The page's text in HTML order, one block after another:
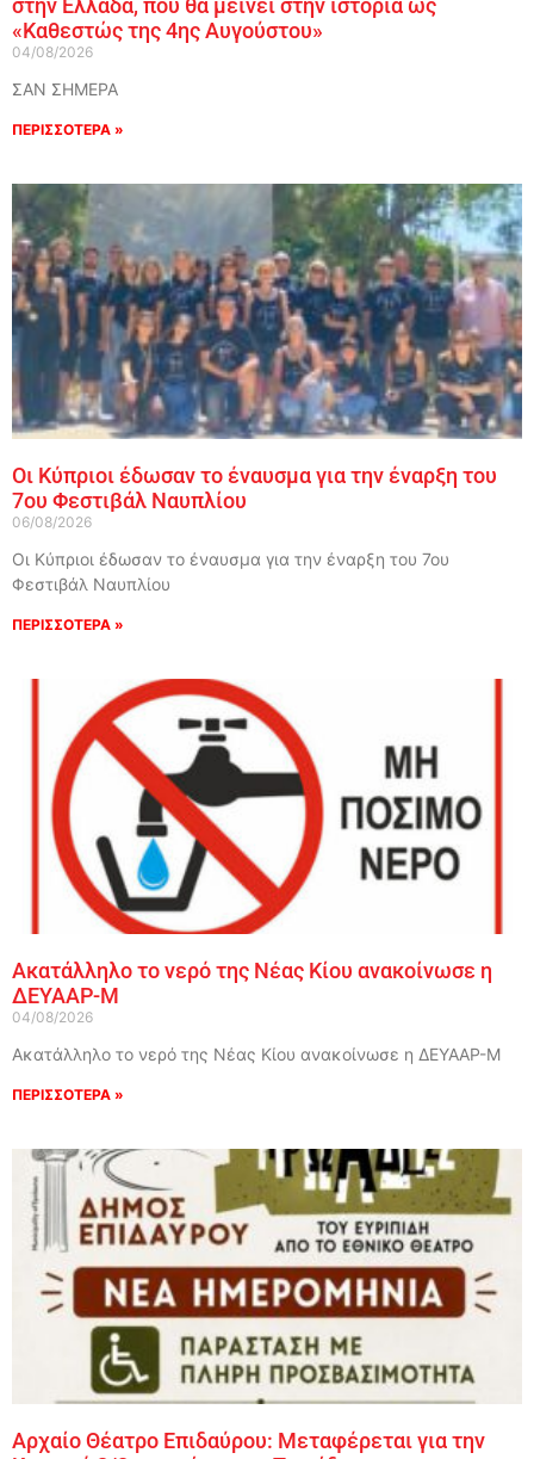
στην Ελλάδα, που θα μείνει στην ιστορία ως
«Καθεστώς της 4ης Αυγούστου»
04/08/2026
ΣΑΝ ΣΗΜΕΡΑ
ΠΕΡΙΣΣΟΤΕΡΑ »
Οι Κύπριοι έδωσαν το έναυσμα για την έναρξη του
7ου Φεστιβάλ Ναυπλίου
06/08/2026
Οι Κύπριοι έδωσαν το έναυσμα για την έναρξη του 7ου
Φεστιβάλ Ναυπλίου
ΠΕΡΙΣΣΟΤΕΡΑ »
Ακατάλληλο το νερό της Νέας Κίου ανακοίνωσε η
ΔΕΥΑΑΡ-Μ
04/08/2026
Ακατάλληλο το νερό της Νέας Κίου ανακοίνωσε η ΔΕΥΑΑΡ-Μ
ΠΕΡΙΣΣΟΤΕΡΑ »
Αρχαίο Θέατρο Επιδαύρου: Μεταφέρεται για την